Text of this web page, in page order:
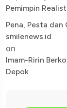
Pemimpin
Pena, Pesta
smilenews.id
on
Imam-Ririn
Depok